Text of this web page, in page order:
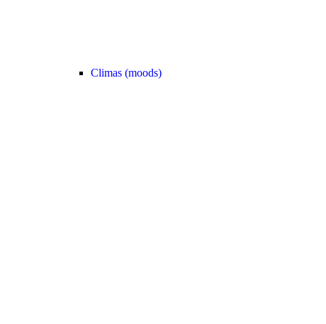
Climas (moods)